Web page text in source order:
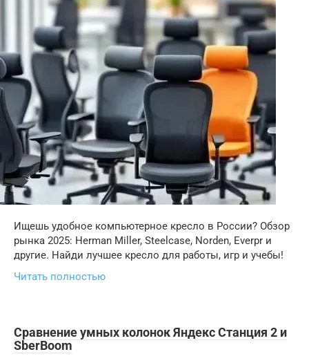
Ищешь удобное компьютерное кресло в России? Обзор
рынка 2025: Herman Miller, Steelcase, Norden, Everpr и
другие. Найди лучшее кресло для работы, игр и учебы!
Читать полностью
Сравнение умных колонок Яндекс Станция 2 и
SberBoom